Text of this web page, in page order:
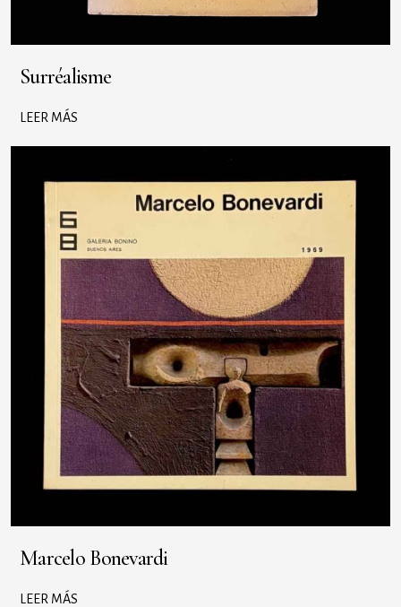
Surréalisme
LEER MÁS
Marcelo Bonevardi
LEER MÁS